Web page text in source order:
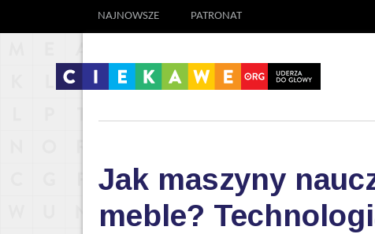
NAJNOWSZE PATRONAT
Jak maszyny
meble?